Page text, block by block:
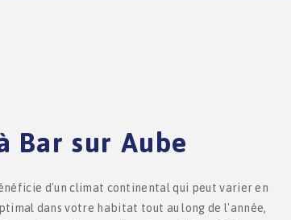
Bar sur Aube
d'un climat continental qui peut varier en
dans votre habitat tout au long de l'année,